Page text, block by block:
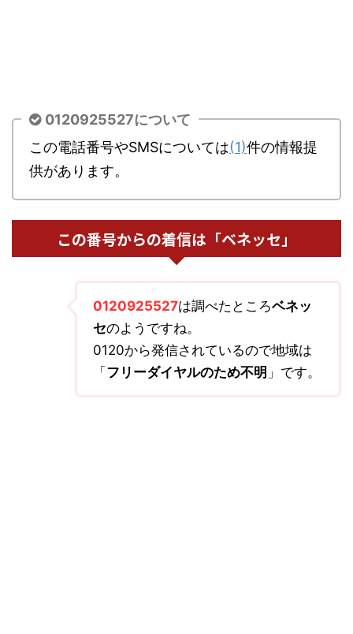
0120925527について
この電話番号やSMSについては(1)件の情報提
供があります。
この番号からの着信は「ベネッセ」
0120925527は調べたところベネッ
セのようですね。
0120から発信されているので地域は
「 フリーダイヤルのため不明 」です。